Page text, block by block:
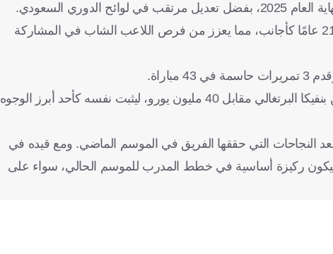
السعودي.
هذا التعديل يسمح بعدم احتساب اللاعبين الذين انضموا للدوري قبل بلوغهم 21 عامًا كأجانب، مما يعزز من فرص اللاعب الشاب في المشاركة
كان اللاعب الشاب قد انضم إلى النادي العاصمي في سبتمبر 2024 قادمًا من بنفيكا البرتغالي مقابل 40 مليون يورو، ليثبت نفسه كأحد أبرز الوجوه
النجاحات التي حققها الفريق في الموسم الماضي. ومع قيده في
ليكون ركيزة أساسية في خطط المدرب للموسم الحالي، سواء على